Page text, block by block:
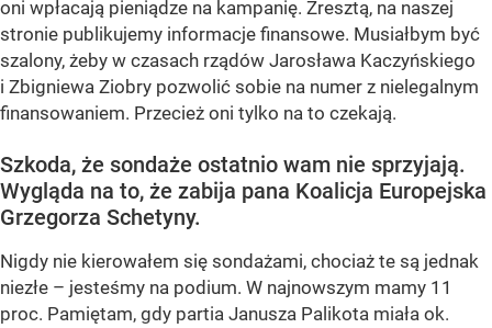
oni wpłacają pieniądze na kampanię. Zresztą, na naszej
stronie publikujemy informacje finansowe. Musiałbym być
szalony, żeby w czasach rządów Jarosława Kaczyńskiego
i Zbigniewa Ziobry pozwolić sobie na numer z nielegalnym
finansowaniem. Przecież oni tylko na to czekają.
Szkoda, że sondaże ostatnio wam nie sprzyjają.
Wygląda na to, że zabija pana Koalicja Europejska
Grzegorza Schetyny.
Nigdy nie kierowałem się sondażami, chociaż te są jednak
niezłe – jesteśmy na podium. W najnowszym mamy 11
proc. Pamiętam, gdy partia Janusza Palikota miała ok.